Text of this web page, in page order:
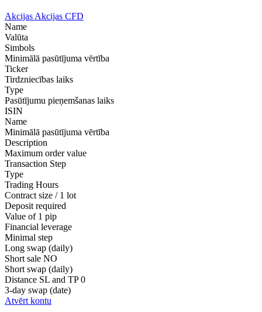
Akcijas Akcijas CFD
Name
Valūta
Simbols
Minimālā pasūtījuma vērtība
Ticker
Tirdzniecības laiks
Type
Pasūtījumu pieņemšanas laiks
ISIN
Name
Minimālā pasūtījuma vērtība
Description
Maximum order value
Transaction Step
Type
Trading Hours
Contract size / 1 lot
Deposit required
Value of 1 pip
Financial leverage
Minimal step
Long swap (daily)
Short sale NO
Short swap (daily)
Distance SL and TP 0
3-day swap (date)
Atvērt kontu